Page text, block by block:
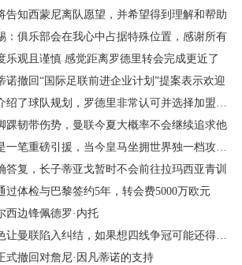
告知西蒙尼离队愿望，并希望得到理解和帮助
：俱乐部会在我心中占据特殊位置，感谢所有
乐观且谨慎 感觉距离罗德里转会完成更近了
诺撤回“国际足联前进企业计划”提案表示欢迎
了球队规划，罗德里非常认可并选择加盟巴萨
踝韧带伤势，曼联今夏大概率不会继续追求他
笔重磅引援，当今皇马坐拥世界独一档攻击线
答复，长子蒂亚戈暂时不会前往拉玛西亚青训
过体检与巴黎签约5年，转会费5000万欧元
西边锋佩德罗·内托
曼联陷入纠结，如果想四线争冠可能还得买人
式撤回对詹尼·因凡蒂诺的支持